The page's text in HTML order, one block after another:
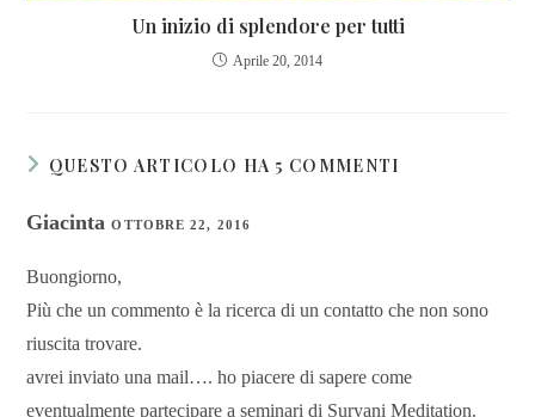
Un inizio di splendore per tutti
Aprile 20, 2014
QUESTO ARTICOLO HA 5 COMMENTI
GiacintaOTTOBRE 22, 2016
Buongiorno,
Più che un commento è la ricerca di un contatto che non sono
riuscita trovare.
avrei inviato una mail…. ho piacere di sapere come
eventualmente partecipare a seminari di Suryani Meditation.